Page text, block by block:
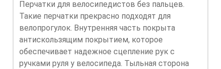
Перчатки для велосипедистов без пальцев.
Такие перчатки прекрасно подходят для
велопрогулок. Внутренняя часть покрыта
антискользящим покрытием, которое
обеспечивает надежное сцепление рук с
ручками руля у велосипеда. Тыльная сторона